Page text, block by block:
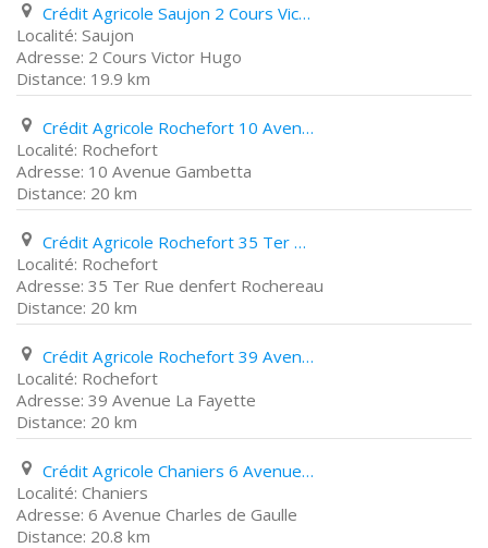
Crédit Agricole Saujon 2 Cours Victor Hugo
Saujon
2 Cours Victor Hugo
19.9 km
Crédit Agricole Rochefort 10 Avenue Gambetta
Rochefort
10 Avenue Gambetta
20 km
Crédit Agricole Rochefort 35 Ter Rue denfert Rochereau
Rochefort
35 Ter Rue denfert Rochereau
20 km
Crédit Agricole Rochefort 39 Avenue La Fayette
Rochefort
39 Avenue La Fayette
20 km
Crédit Agricole Chaniers 6 Avenue Charles de Gaulle
Chaniers
6 Avenue Charles de Gaulle
20.8 km